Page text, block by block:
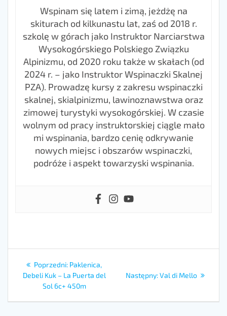
Wspinam się latem i zimą, jeżdżę na
skiturach od kilkunastu lat, zaś od 2018 r.
szkolę w górach jako Instruktor Narciarstwa
Wysokogórskiego Polskiego Związku
Alpinizmu, od 2020 roku także w skałach (od
2024 r. – jako Instruktor Wspinaczki Skalnej
PZA). Prowadzę kursy z zakresu wspinaczki
skalnej, skialpinizmu, lawinoznawstwa oraz
zimowej turystyki wysokogórskiej. W czasie
wolnym od pracy instruktorskiej ciągle mało
mi wspinania, bardzo cenię odkrywanie
nowych miejsc i obszarów wspinaczki,
podróże i aspekt towarzyski wspinania.
Poprzedni: Paklenica,
Debeli Kuk – La Puerta del
Sol 6c+ 450m
Następny:Val di Mello